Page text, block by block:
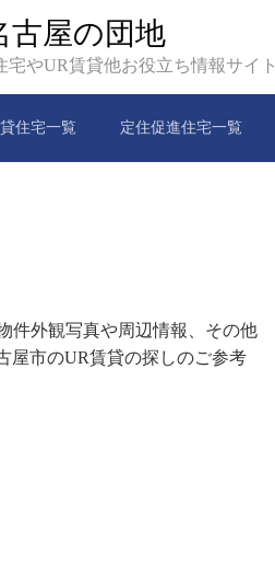
古屋の団地
宅やUR賃貸他お役立ち情報サイト
住宅一覧 定住促進住宅一覧
件外観写真や周辺情報、その他
屋市のUR賃貸の探しのご参考